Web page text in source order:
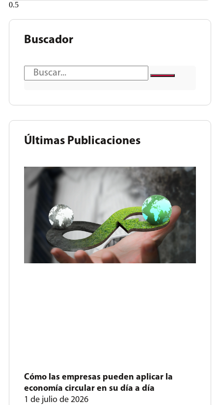
Buscador
Últimas Publicaciones
Cómo las empresas pueden aplicar la
economía circular en su día a día
1 de julio de 2026